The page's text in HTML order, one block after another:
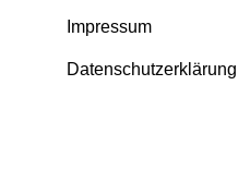
Impressum
Datenschutzerklärung